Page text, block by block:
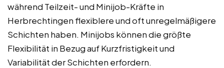
während Teilzeit- und Minijob-Kräfte in
Herbrechtingen flexiblere und oft unregelmäßigere
Schichten haben. Minijobs können die größte
Flexibilität in Bezug auf Kurzfristigkeit und
Variabilität der Schichten erfordern.